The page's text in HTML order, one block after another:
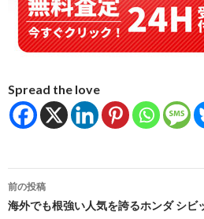
Spread the love
投
稿
前の投稿
海外でも根強い人気を誇るホンダ シビ